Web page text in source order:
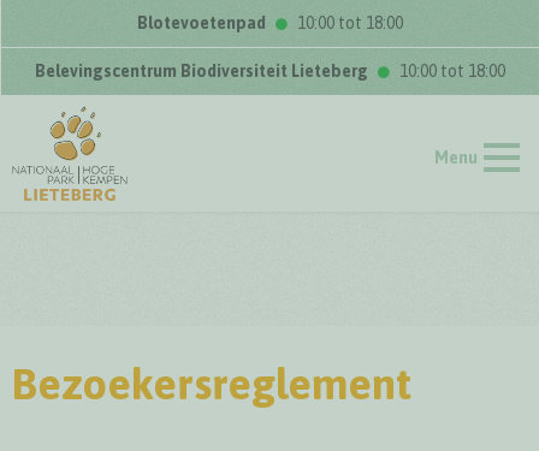
Blotevoetenpad 10:00 tot 18:00
Belevingscentrum Biodiversiteit Lieteberg 10:00 tot 18:00
Menu
Bezoekersreglement